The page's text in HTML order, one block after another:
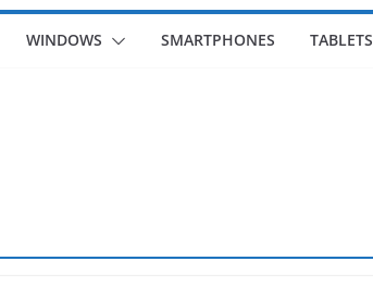
WINDOWS SMARTPHONES TABLETS